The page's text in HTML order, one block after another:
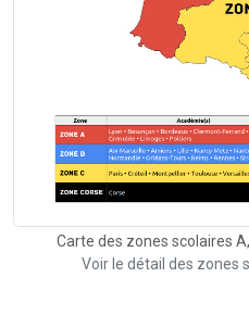
Carte des zones scolaires
Voir le détail des zones